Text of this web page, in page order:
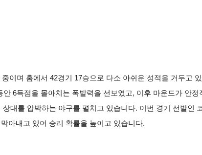
이며 홈에서 42경기 17승으로 다소 아쉬운 성적을 거두고
6득점을 몰아치는 폭발력을 선보였고, 이후 마운드가 안
대를 압박하는 야구를 펼치고 있습니다. 이번 경기 선발인
아내고 있어 승리 확률을 높이고 있습니다.